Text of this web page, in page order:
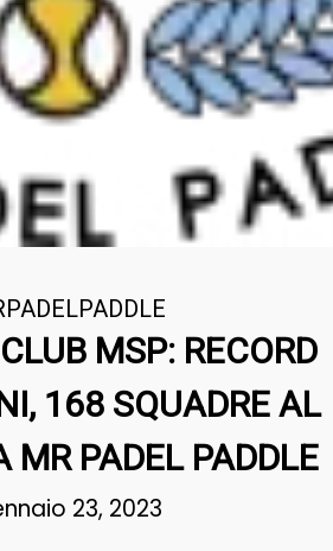
MSP: RECORD
168 SQUADRE AL
MR PADEL PADDLE
23, 2023